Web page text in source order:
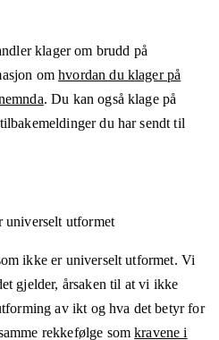
klager om brudd på
omhvordan du klager på
. Du kan også klage på
du har sendt til
universelt utformet
ikke er universelt utformet. Vi
gjelder, årsaken til at vi ikke
av ikt og hva det betyr for
rekkefølge somkravene i